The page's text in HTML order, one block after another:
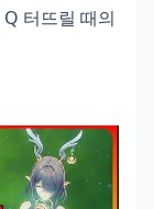
터뜨릴 때의